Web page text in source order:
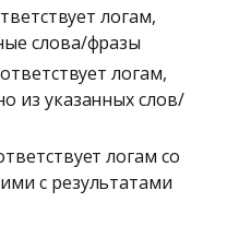
логам,
слова/фразы
логам,
из указанных слов/
логам со
с результатами